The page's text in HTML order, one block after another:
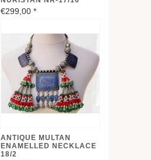
€299,00 *
ANTIQUE MULTAN
ENAMELLED NECKLACE
18/2